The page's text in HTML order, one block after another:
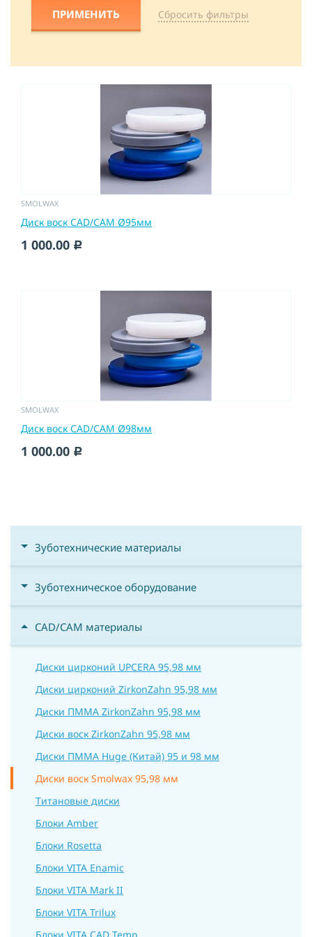
Зуботехнические материалы
Зуботехническое оборудование
CAD/CAM материалы
Диски цирконий UPCERA 95,98 мм
Диски цирконий ZirkonZahn 95,98 мм
Диски ПММА ZirkonZahn 95,98 мм
Диски воск ZirkonZahn 95,98 мм
Диски ПММА Huge (Китай) 95 и 98 мм
Диски воск Smolwax 95,98 мм
Титановые диски
Блоки Amber
Блоки Rosetta
Блоки VITA Enamic
Блоки VITA Mark II
Блоки VITA Trilux
Cбросить фильтры
SMOLWAX
Диск воск CAD/CAM Ø95мм
1 000.00 c
SMOLWAX
Диск воск CAD/CAM Ø98мм
1 000.00 c